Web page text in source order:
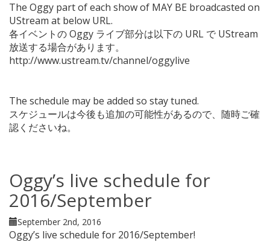
The Oggy part of each show of MAY BE broadcasted on
UStream at below URL.
各イベントの Oggy ライブ部分は以下の URL で UStream
放送する場合があります。
http://www.ustream.tv/channel/oggylive
The schedule may be added so stay tuned.
スケジュールは今後も追加の可能性があるので、随時ご確
認くださいね。
Oggy’s live schedule for
2016/September
September 2nd, 2016
Oggy’s live schedule for 2016/September!